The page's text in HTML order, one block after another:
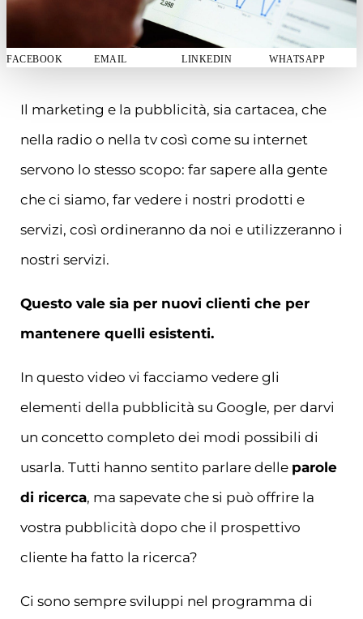
FACEBOOK EMAIL LINKEDIN WHATSAPP
Il marketing e la pubblicità, sia cartacea, che
nella radio o nella tv così come su internet
servono lo stesso scopo: far sapere alla gente
che ci siamo, far vedere i nostri prodotti e
servizi, così ordineranno da noi e utilizzeranno i
nostri servizi.
Questo vale sia per nuovi clienti che per
mantenere quelli esistenti.
In questo video vi facciamo vedere gli
elementi della pubblicità su Google, per darvi
un concetto completo dei modi possibili di
usarla. Tutti hanno sentito parlare delle parole
di ricerca, ma sapevate che si può offrire la
vostra pubblicità dopo che il prospettivo
cliente ha fatto la ricerca?
Ci sono sempre sviluppi nel programma di